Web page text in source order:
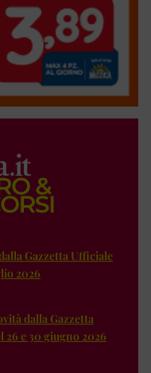
Gazzetta Ufficiale
2026
dalla Gazzetta
e 30 giugno 2026